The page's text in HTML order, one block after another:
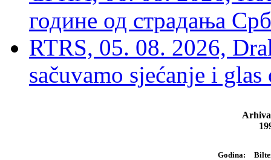
године од страдања
RTRS, 05. 08. 2026,
sačuvamo sjećanje i
Godina: